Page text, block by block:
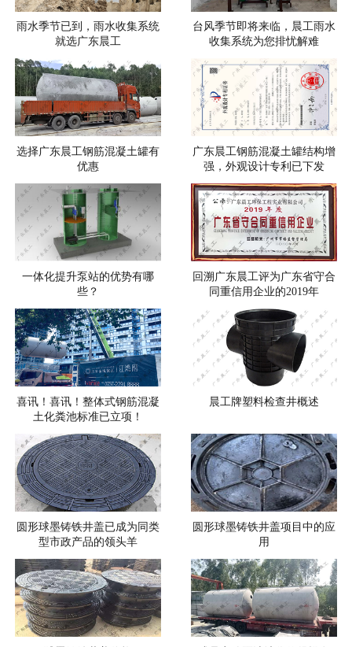
雨水季节已到，雨水收集系统
就选广东晨工
台风季节即将来临，晨工雨水
收集系统为您排忧解难
选择广东晨工钢筋混凝土罐有
优惠
广东晨工钢筋混凝土罐结构增
强，外观设计专利已下发
一体化提升泵站的优势有哪
些？
回溯广东晨工评为广东省守合
同重信用企业的2019年
喜讯！喜讯！整体式钢筋混凝
土化粪池标准已立项！
晨工牌塑料检查井概述
圆形球墨铸铁井盖已成为同类
型市政产品的领头羊
圆形球墨铸铁井盖项目中的应
用